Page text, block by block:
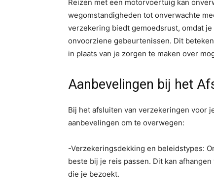
Reizen met een motorvoertuig kan
wegomstandigheden tot onverwachte
verzekering biedt gemoedsrust, omdat
onvoorziene gebeurtenissen. Dit
in plaats van je zorgen te maken over
Aanbevelingen bij het
Bij het afsluiten van verzekeringen voor
aanbevelingen om te overwegen:
-Verzekeringsdekking en beleidstypes:
beste bij je reis passen. Dit kan
die je bezoekt.